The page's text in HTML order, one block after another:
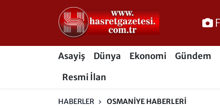
Asayiş Dünya Ekonomi Gündem
Resmi İlan
HABERLER OSMANIYE HABERLERI
Osmaniye Nöbetçi Eczaneler
Osmaniye Hava Durumu